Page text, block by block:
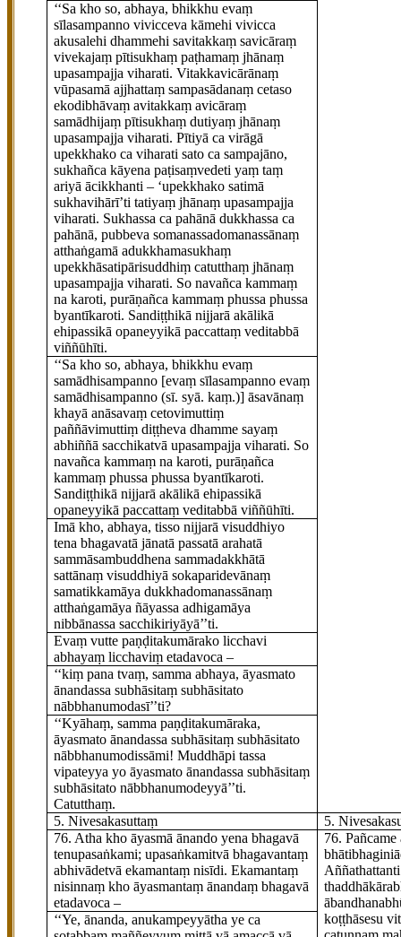
‘‘Sa kho so, abhaya, bhikkhu evaṃ
sīlasampanno vivicceva kāmehi vivicca
akusalehi dhammehi savitakkaṃ savicāraṃ
vivekajaṃ pītisukhaṃ paṭhamaṃ jhānaṃ
upasampajja viharati. Vitakkavicārānaṃ
vūpasamā ajjhattaṃ sampasādanaṃ cetaso
ekodibhāvaṃ avitakkaṃ avicāraṃ
samādhijaṃ pītisukhaṃ dutiyaṃ jhānaṃ
upasampajja viharati. Pītiyā ca virāgā
upekkhako ca viharati sato ca sampajāno,
sukhañca kāyena paṭisaṃvedeti yaṃ taṃ
ariyā ācikkhanti – ‘upekkhako satimā
sukhavihārī’ti tatiyaṃ jhānaṃ upasampajja
viharati. Sukhassa ca pahānā dukkhassa ca
pahānā, pubbeva somanassadomanassānaṃ
atthaṅgamā adukkhamasukhaṃ
upekkhāsatipārisuddhiṃ catutthaṃ jhānaṃ
upasampajja viharati. So navañca kammaṃ
na karoti, purāṇañca kammaṃ phussa phussa
byantīkaroti. Sandiṭṭhikā nijjarā akālikā
ehipassikā opaneyyikā paccattaṃ veditabbā
viññūhīti.
‘‘Sa kho so, abhaya, bhikkhu evaṃ
samādhisampanno [evaṃ sīlasampanno evaṃ
samādhisampanno (sī. syā. kaṃ.)]āsavānaṃ
khayā anāsavaṃ cetovimuttiṃ
paññāvimuttiṃ diṭṭheva dhamme sayaṃ
abhiññā sacchikatvā upasampajja viharati. So
navañca kammaṃ na karoti, purāṇañca
kammaṃ phussa phussa byantīkaroti.
Sandiṭṭhikā nijjarā akālikā ehipassikā
opaneyyikā paccattaṃ veditabbā viññūhīti.
Imā kho, abhaya, tisso nijjarā visuddhiyo
tena bhagavatā jānatā passatā arahatā
sammāsambuddhena sammadakkhātā
sattānaṃ visuddhiyā sokaparidevānaṃ
samatikkamāya dukkhadomanassānaṃ
atthaṅgamāya ñāyassa adhigamāya
nibbānassa sacchikiriyāyā’’ti.
Evaṃ vutte paṇḍitakumārako licchavi
abhayaṃ licchaviṃ etadavoca –
‘‘kiṃ pana tvaṃ, samma abhaya, āyasmato
ānandassa subhāsitaṃ subhāsitato
nābbhanumodasī’’ti?
‘‘Kyāhaṃ, samma paṇḍitakumāraka,
āyasmato ānandassa subhāsitaṃ subhāsitato
nābbhanumodissāmi! Muddhāpi tassa
vipateyya yo āyasmato ānandassa subhāsitaṃ
subhāsitato nābbhanumodeyyā’’ti.
Catutthaṃ.
5. Nivesakasuttaṃ
5.
76. Atha kho āyasmā ānando yena bhagavā
tenupasaṅkami; upasaṅkamitvā bhagavantaṃ
abhivādetvā ekamantaṃ nisīdi. Ekamantaṃ
nisinnaṃ kho āyasmantaṃ ānandaṃ bhagavā
etadavoca –
76. Pañcame
Aññathatta
koṭṭhāsesu
‘‘Ye, ānanda, anukampeyyātha ye ca